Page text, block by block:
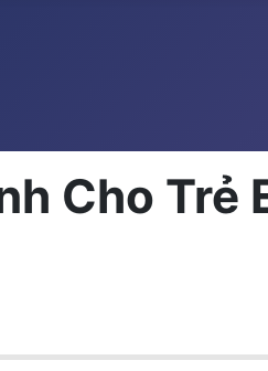
Cho Trẻ